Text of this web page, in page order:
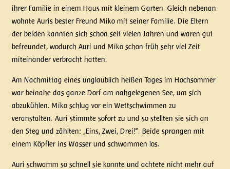
ihrer Familie in einem Haus mit kleinem Garten. Gleich nebenan
wohnte Auris bester Freund Miko mit seiner Familie. Die Eltern
der beiden kannten sich schon seit vielen Jahren und waren gut
befreundet, wodurch Auri und Miko schon früh sehr viel Zeit
miteinander verbracht hatten.
Am Nachmittag eines unglaublich heißen Tages im Hochsommer
war beinahe das ganze Dorf am nahgelegenen See, um sich
abzukühlen. Miko schlug vor ein Wettschwimmen zu
veranstalten. Auri stimmte sofort zu und so stellten sie sich an
den Steg und zählten: „Eins, Zwei, Drei!“. Beide sprangen mit
einem Köpfler ins Wasser und schwammen los.
Auri schwamm so schnell sie konnte und achtete nicht mehr auf